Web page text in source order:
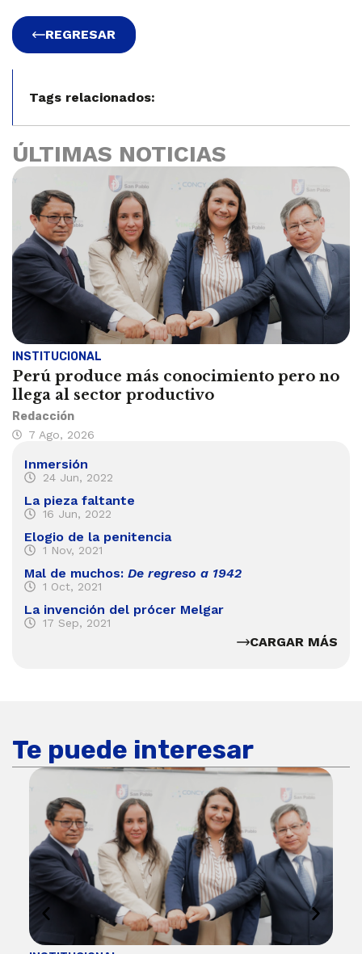
REGRESAR
Tags relacionados:
ÚLTIMAS NOTICIAS
INSTITUCIONAL
Perú produce más conocimiento pero no
llega al sector productivo
Redacción
7 Ago, 2026
Inmersión
24 Jun, 2022
La pieza faltante
16 Jun, 2022
Elogio de la penitencia
1 Nov, 2021
Mal de muchos: De regreso a 1942
1 Oct, 2021
La invención del prócer Melgar
17 Sep, 2021
CARGAR MÁS
Te puede interesar